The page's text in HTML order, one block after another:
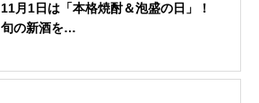
11月1日は「本格焼酎＆泡盛の日」！
旬の新酒を…